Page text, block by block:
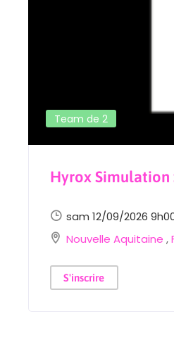
Team de 2
Hyrox Simulation
sam 12/09/2026
Nouvelle Aquitaine ,
S'inscrire